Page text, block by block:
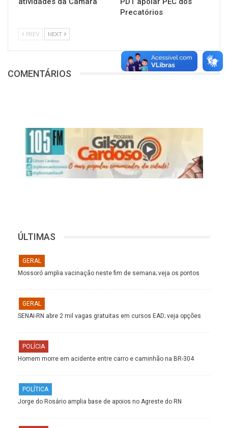
Precatórios
PREV NEXT
COMENTÁRIOS
ÚLTIMAS
GERAL
Mossoró amplia vacinação neste fim de semana; veja os pontos
GERAL
SENAI-RN abre 2 mil vagas gratuitas em cursos EAD; veja opções
POLÍCIA
Homem morre em acidente entre carro e caminhão na BR-304
POLÍTICA
Jorge do Rosário amplia base de apoios no Agreste do RN